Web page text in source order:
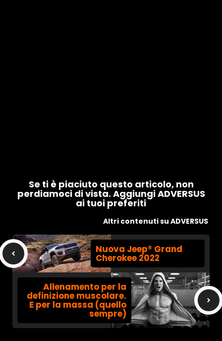
Se ti è piaciuto questo articolo, non
perdiamoci di vista. Aggiungi ADVERSUS
ai tuoi preferiti
Altri contenuti su ADVERSUS
Nuova Jeep® Grand
Cherokee 2022
Allenamento per la
definizione muscolare.
E per la massa (quello
sempre)